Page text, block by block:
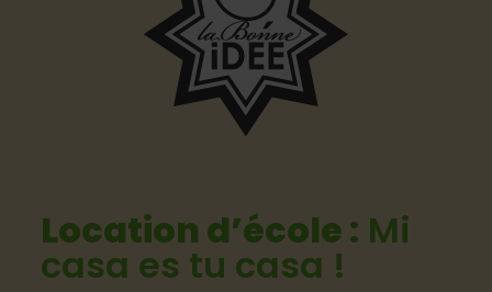
Location d’école : Mi
casa es tu casa !